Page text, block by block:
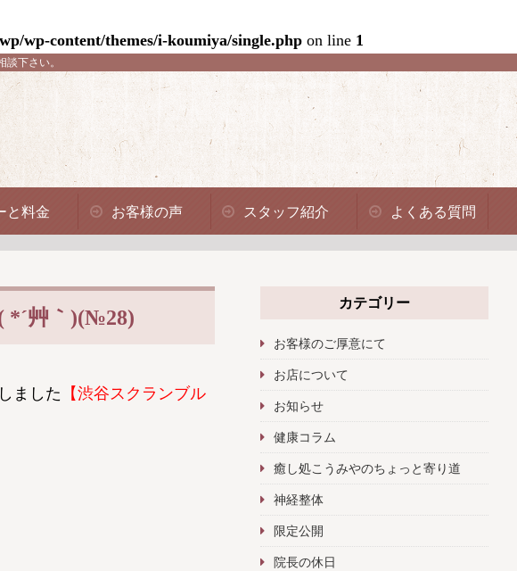
wp-content/themes/i-koumiya/single.php on line 1
下さい。
と料金 お客様の声 スタッフ紹介 よくある質問
*´艸｀)(№28)
ました 【渋谷スクランブル
カテゴリー
お客様のご厚意にて
お店について
お知らせ
健康コラム
癒し処こうみやのちょっと寄り道
神経整体
限定公開
院長の休日